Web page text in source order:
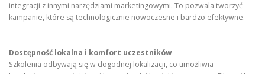
integracji z innymi narzędziami marketingowymi. To pozwala tworzyć
kampanie, które są technologicznie nowoczesne i bardzo efektywne.
Dostępność lokalna i komfort uczestników
Szkolenia odbywają się w dogodnej lokalizacji, co umożliwia